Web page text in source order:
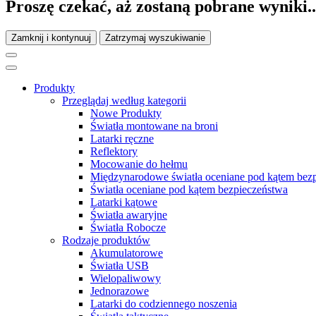
Proszę czekać, aż zostaną pobrane
Zamknij i kontynuuj Zatrzymaj wyszukiwanie
Produkty
Przeglądaj według kategorii
Nowe Produkty
Światła montowane na broni
Latarki ręczne
Reflektory
Mocowanie do hełmu
Międzynarodowe światła oceniane pod kątem
Światła oceniane pod kątem bezpieczeństwa
Latarki kątowe
Światła awaryjne
Światła Robocze
Rodzaje produktów
Akumulatorowe
Światła USB
Wielopaliwowy
Jednorazowe
Latarki do codziennego noszenia